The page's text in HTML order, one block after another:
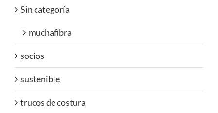
Sin categoría
muchafibra
socios
sustenible
trucos de costura